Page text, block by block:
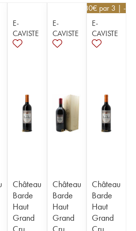
E-
CAVISTE
Château
Barde
Haut
Grand
Cru
E-
CAVISTE
Château
Barde
Haut
Grand
Cru
28,80€ par 3 | -
E-
CAVISTE
Château
Barde
Haut
Grand
Cru